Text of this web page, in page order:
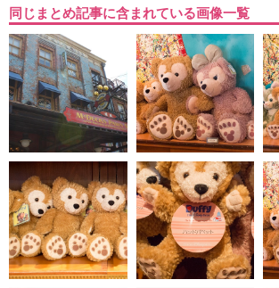
同じまとめ記事に含まれている画像一覧